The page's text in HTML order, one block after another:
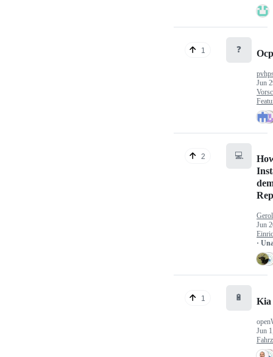
1 ❓
Jun
2 💻
Jun
·
1 🔋 Kia
Jun